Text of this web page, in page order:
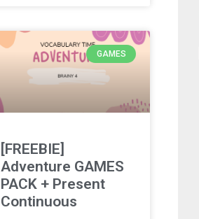
GAMES
[FREEBIE]
Adventure GAMES
PACK + Present
Continuous